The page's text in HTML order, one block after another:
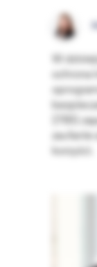
W
27001
korzyści.